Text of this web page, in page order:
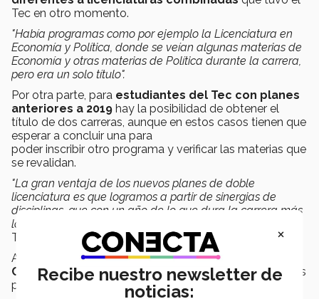
Tec en otro momento.
"Había programas como por ejemplo la Licenciatura en
Economía y Política, donde se veían algunas materias de
Economía y otras materias de Política durante la carrera,
pero era un solo título".
Por otra parte, para estudiantes del Tec con planes
anteriores a 2019 hay la posibilidad de obtener el
título de dos carreras, aunque en estos casos tienen que
esperar a concluir una para
poder inscribir otro programa y verificar las materias que
se revalidan.
"La gran ventaja de los nuevos planes de doble
licenciatura es que logramos a partir de sinergias de
disciplinas, que con un año de lo que dura la carrera más
larga,
Toro.
Algunas de las tareas que implicó para la
Ciencias Sociales y Gobiernoel diseño de los nuevos
programas fueron:
×
Recibe nuestro newsletter de
noticias: